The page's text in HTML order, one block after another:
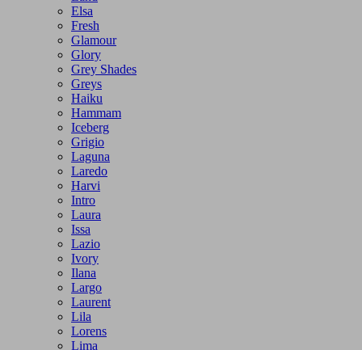
Elsa
Fresh
Glamour
Glory
Grey Shades
Greys
Haiku
Hammam
Iceberg
Grigio
Laguna
Laredo
Harvi
Intro
Laura
Issa
Lazio
Ivory
Ilana
Largo
Laurent
Lila
Lorens
Lima